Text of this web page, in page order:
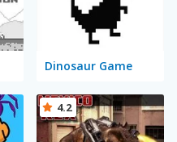
Dinosaur Game
4.2